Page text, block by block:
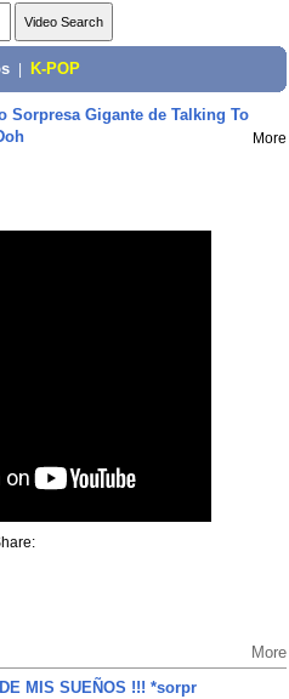
K-POP
Sorpresa Gigante de Talking To
More
More
MIS SUEÑOS !!! *sorpr